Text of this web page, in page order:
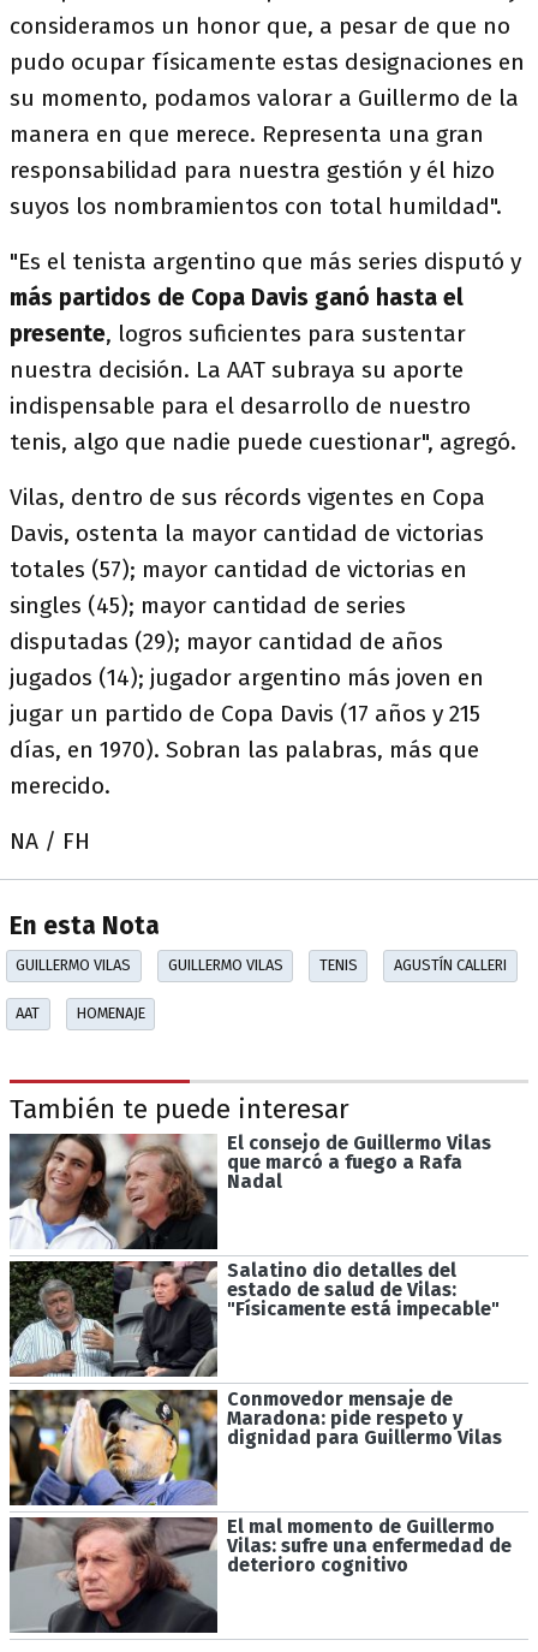
consideramos un honor que, a pesar de que no
pudo ocupar físicamente estas designaciones en
su momento, podamos valorar a Guillermo de la
manera en que merece. Representa una gran
responsabilidad para nuestra gestión y él hizo
suyos los nombramientos con total humildad".
"Es el tenista argentino que más series disputó y
más partidos de Copa Davis ganó hasta el
presente, logros suficientes para sustentar
nuestra decisión. La AAT subraya su aporte
indispensable para el desarrollo de nuestro
tenis, algo que nadie puede cuestionar", agregó.
Vilas, dentro de sus récords vigentes en Copa
Davis, ostenta la mayor cantidad de victorias
totales (57); mayor cantidad de victorias en
singles (45); mayor cantidad de series
disputadas (29); mayor cantidad de años
jugados (14); jugador argentino más joven en
jugar un partido de Copa Davis (17 años y 215
días, en 1970). Sobran las palabras, más que
merecido.
NA / FH
En esta Nota
GUILLERMO VILAS GUILLERMO VILAS TENIS AGUSTÍN CALLERI
AAT HOMENAJE
También te puede interesar
El consejo de Guillermo Vilas
que marcó a fuego a Rafa
Nadal
Salatino dio detalles del
estado de salud de Vilas:
"Físicamente está impecable"
Conmovedor mensaje de
Maradona: pide respeto y
dignidad para Guillermo Vilas
El mal momento de Guillermo
Vilas: sufre una enfermedad de
deterioro cognitivo